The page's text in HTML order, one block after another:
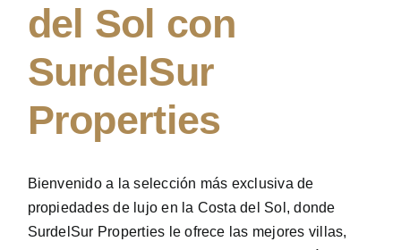
del Sol con
SurdelSur
Properties
Bienvenido a la selección más exclusiva de
propiedades de lujo en la Costa del Sol, donde
SurdelSur Properties le ofrece las mejores villas,